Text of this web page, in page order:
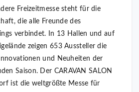
Freizeitmesse steht für die
die alle Freunde des
verbindet. In 13 Hallen und auf
zeigen 653 Aussteller die
Innovationen und Neuheiten der
Saison. Der CARAVAN SALON
ist die weltgrößte Messe für